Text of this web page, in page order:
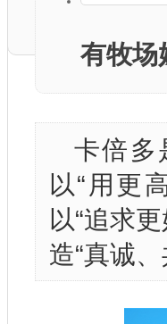
有牧场
卡倍多
以“用更
以“追求
造“真诚